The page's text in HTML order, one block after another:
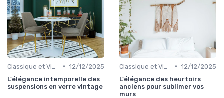
• 12/12/2025
L'élégance intemporelle des
suspensions en verre vintage
• 12/12/2025
L'élégance des heurtoirs
anciens pour sublimer vos
murs